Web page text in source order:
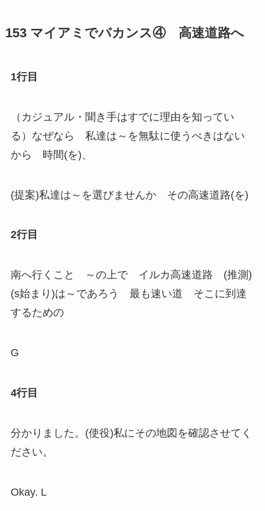
153 マイアミでバカンス④ 高速道路へ
1行目
（カジュアル・聞き手はすでに理由を知ってい
る）なぜなら 私達は～を無駄に使うべきはない
から 時間(を)、
(提案)私達は～を選びませんか その高速道路(を)
2行目
南へ行くこと ～の上で イルカ高速道路 (推測)
(s始まり)は～であろう 最も速い道 そこに到達
するための
G
4行目
分かりました。(使役)私にその地図を確認させてく
ださい。
Okay. L